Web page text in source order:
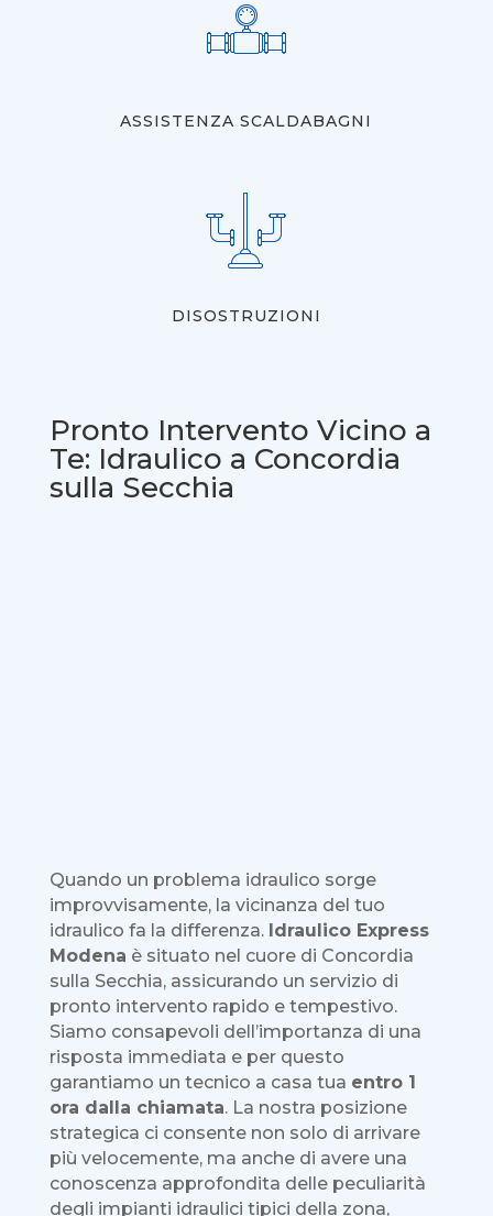
ASSISTENZA SCALDABAGNI
DISOSTRUZIONI
Pronto Intervento Vicino a
Te: Idraulico a Concordia
sulla Secchia
Quando un problema idraulico sorge
improvvisamente, la vicinanza del tuo
idraulico fa la differenza. Idraulico Express
Modena è situato nel cuore di Concordia
sulla Secchia, assicurando un servizio di
pronto intervento rapido e tempestivo.
Siamo consapevoli dell’importanza di una
risposta immediata e per questo
garantiamo un tecnico a casa tua entro 1
ora dalla chiamata. La nostra posizione
strategica ci consente non solo di arrivare
più velocemente, ma anche di avere una
conoscenza approfondita delle peculiarità
degli impianti idraulici tipici della zona,